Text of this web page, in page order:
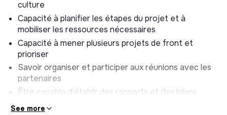
Le/la Chargé·e de projet Micro-Folie est avant tout
un·e médiateur·ice–concepteur·ice qui consacre environ
70 % de son temps à l’animation des publics et 30 % à la
conception et au développement des projets.
L'enjeu principal de ce poste est de toucher des
publics aussi diversifiés(familles, groupes scolaires,
associations, jeunes, etc.)
les acteurs locaux et faire rayonner sur le
dédiées au numérique, notamment au travers du
culture
Capacité à planifier les étapes du projet et à
mobiliser les ressources nécessaires
Capacité à mener plusieurs projets de front et
prioriser
Savoir organiser et participer aux réunions avec les
partenaires
Être capable d’établir des rapports et des bilans
See more